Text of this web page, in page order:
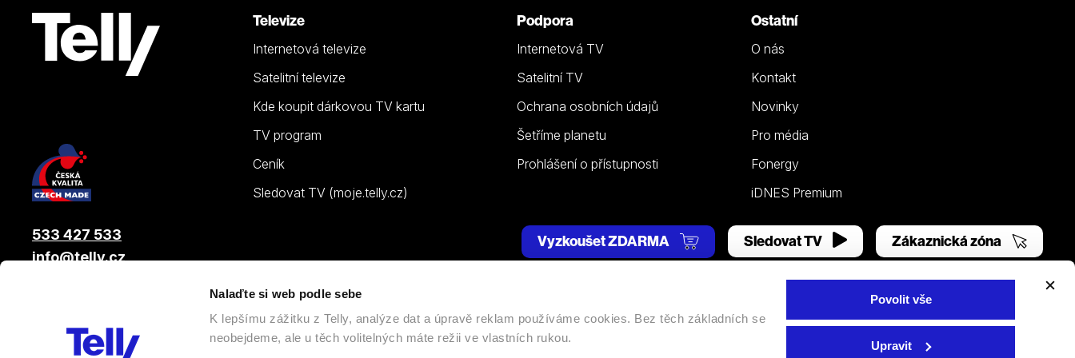
Nalaďte si web podle sebe
K lepšímu zážitku z Telly, analýze dat a úpravě reklam používáme cookies. Bez těch základních se
neobejdeme, ale u těch volitelných máte režii ve vlastních rukou.
Povolit vše
Upravit
Televize
Internetová televize
Satelitní televize
Kde koupit dárkovou TV kartu
TV program
Ceník
Sledovat TV (moje.telly.cz)
Podpora
Internetová TV
Satelitní TV
Ochrana osobních údajů
Šetříme planetu
Prohlášení o přístupnosti
Ostatní
O nás
Kontakt
Novinky
Pro média
Fonergy
iDNES Premium
533 427 533
info@telly.cz
Vyzkoušet ZDARMA Sledovat TV Zákaznická zóna
, člen skupiny LAMA ENERGY GROUP | Všechna práva vyhrazena. |Nastavení cookies